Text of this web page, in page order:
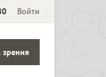
Войти
зрения